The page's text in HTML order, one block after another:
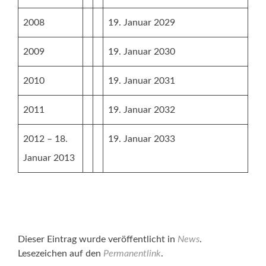
2008 19. Januar 2029
2009 19. Januar 2030
2010 19. Januar 2031
2011 19. Januar 2032
2012 – 18.
Januar 2013
19. Januar 2033
Dieser Eintrag wurde veröffentlicht in News.
Lesezeichen auf den Permanentlink.